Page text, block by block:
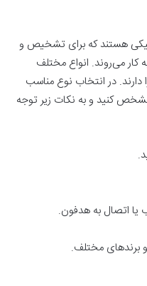
هستند که برای تشخیص و
کار می‌روند. انواع مختلف
دارند. در انتخاب نوع مناسب
کنید و به نکات زیر توجه
اتصال به هدفون.
برندهای مختلف.